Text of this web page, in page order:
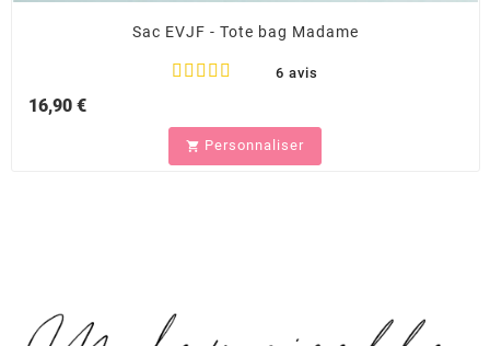
Sac EVJF - Tote bag Madame
6 avis
16,90 €
 Personnaliser